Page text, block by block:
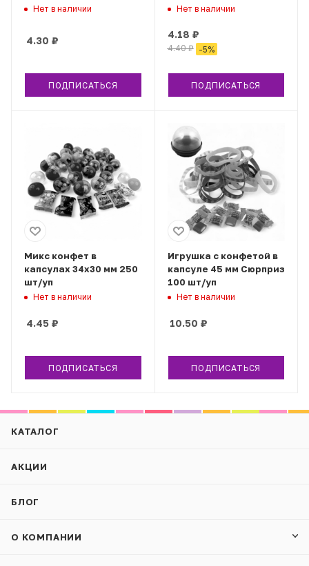
УПНет в наличии
4.30 ₽
ПОДПИСАТЬСЯ
Нет в наличии
4.18 ₽
4.40₽ -5%
ПОДПИСАТЬСЯ
Микс конфет в
капсулах 34х30 мм 250
шт/уп
Нет в наличии
4.45 ₽
ПОДПИСАТЬСЯ
Игрушка с конфетой в
капсуле 45 мм Сюрприз
100 шт/уп
Нет в наличии
10.50 ₽
ПОДПИСАТЬСЯ
КАТАЛОГ
АКЦИИ
БЛОГ
О КОМПАНИИ